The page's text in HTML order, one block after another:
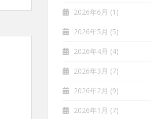
2026年6月 (1)
2026年5月 (5)
2026年4月 (4)
2026年3月 (7)
2026年2月 (9)
2026年1月 (7)